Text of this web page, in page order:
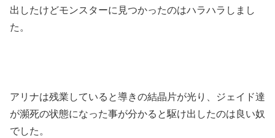
出したけどモンスターに見つかったのはハラハラしまし
た。
アリナは残業していると導きの結晶片が光り、ジェイド達
が瀕死の状態になった事が分かると駆け出したのは良い奴
でした。